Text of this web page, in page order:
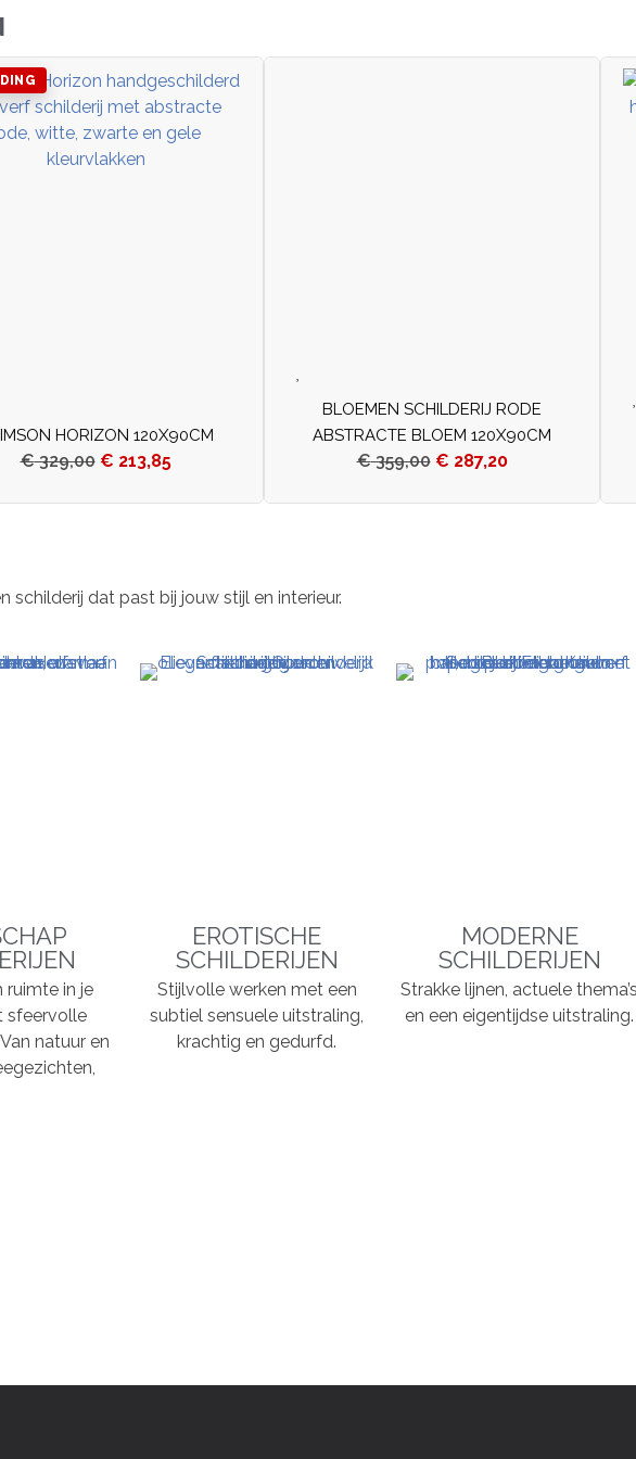
HORIZON 120X90CM
€329,00 € 213,85
BLOEMEN SCHILDERIJ RODE
ABSTRACTE BLOEM 120X90CM
€359,00 € 287,20
schilderij dat past bij jouw stijl en interieur.
ruimte in je
sfeervolle
natuur en
EROTISCHE
SCHILDERIJEN
Stijlvolle werken met een
subtiel sensuele uitstraling,
krachtig en gedurfd.
MODERNE
SCHILDERIJEN
Strakke lijnen, actuele thema’s
en een eigentijdse uitstraling.